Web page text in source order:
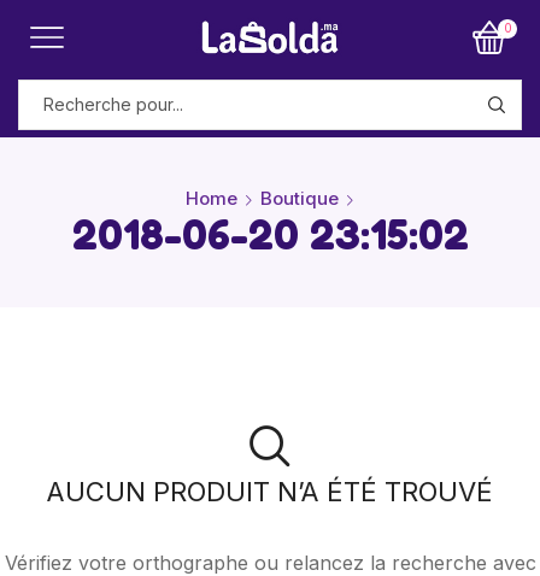
0
Home Boutique
2018-06-20 23:15:02
AUCUN PRODUIT N’A ÉTÉ TROUVÉ
Vérifiez votre orthographe ou relancez la recherche avec